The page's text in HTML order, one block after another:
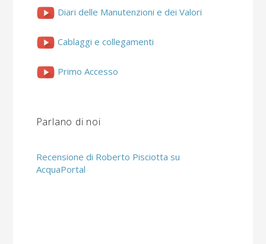
Diari delle Manutenzioni e dei Valori
Cablaggi e collegamenti
Primo Accesso
Parlano di noi
Recensione di Roberto Pisciotta su
AcquaPortal